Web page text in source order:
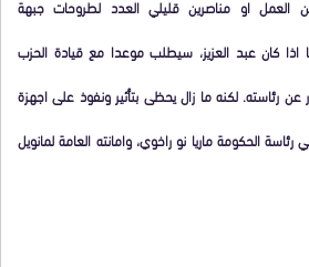
او مناصرين قليلي العدد لطروحات جبهة
اذا كان عبد العزيز، سيطلب موعدا مع قيادة الحزب
عن رئاسته. لكنه ما زال يحظى بتأثير ونفوذ على اجهزة
الحكومة ماريا نو راخوي، وامانته العامة لمانويل